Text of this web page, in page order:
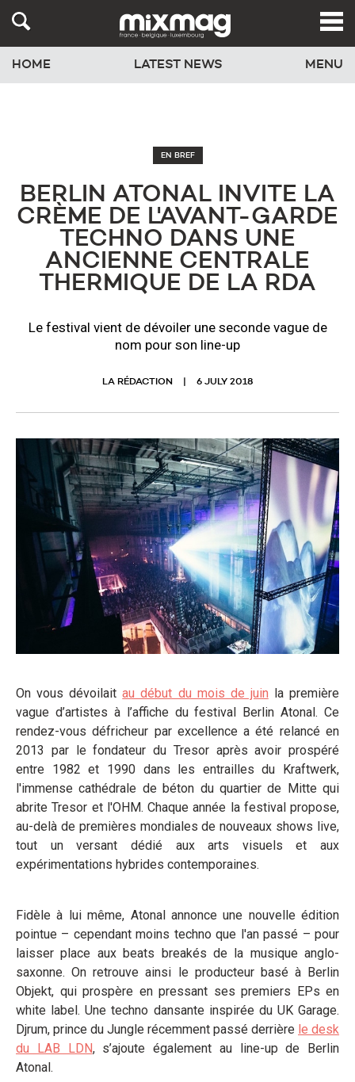
HOME LATEST NEWS MENU
EN BREF
BERLIN ATONAL INVITE LA
CRÈME DE L'AVANT-GARDE
TECHNO DANS UNE
ANCIENNE CENTRALE
THERMIQUE DE LA RDA
Le festival vient de dévoiler une seconde vague de
nom pour son line-up
LA RÉDACTION 6 JULY 2018
On vous dévoilaitau début du mois de juin la première
vague d’artistes à l’affiche du festival Berlin Atonal. Ce
rendez-vous défricheur par excellence a été relancé en
2013 par le fondateur du Tresor après avoir prospéré
entre 1982 et 1990 dans les entrailles du Kraftwerk,
l'immense cathédrale de béton du quartier de Mitte qui
abrite Tresor et l'OHM. Chaque année la festival propose,
au-delà de premières mondiales de nouveaux shows live,
tout un versant dédié aux arts visuels et aux
expérimentations hybrides contemporaines.
Fidèle à lui même, Atonal annonce une nouvelle édition
pointue – cependant moins techno que l'an passé – pour
laisser place aux beats breakés de la musique anglo-
saxonne. On retrouve ainsi le producteur basé à Berlin
Objekt, qui prospère en pressant ses premiers EPs en
white label. Une techno dansante inspirée du UK Garage.
Djrum, prince du Jungle récemment passé derrière le desk
du LAB LDN, s’ajoute également au line-up de Berlin
Atonal.